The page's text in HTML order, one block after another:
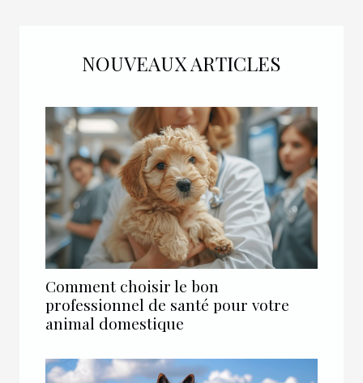
NOUVEAUX ARTICLES
Comment choisir le bon
professionnel de santé pour votre
animal domestique